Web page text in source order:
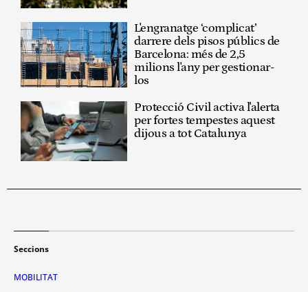
L'engranatge ‘complicat’
darrere dels pisos públics de
Barcelona: més de 2,5
milions l'any per gestionar-
los
Protecció Civil activa l'alerta
per fortes tempestes aquest
dijous a tot Catalunya
Seccions
MOBILITAT